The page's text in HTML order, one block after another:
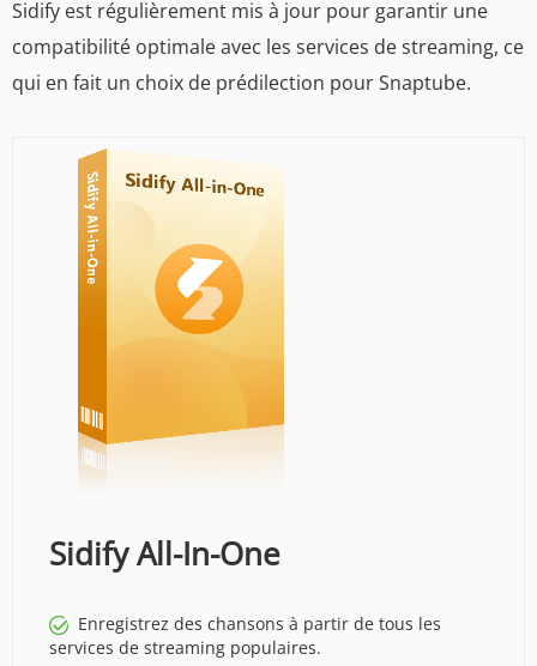
Sidify est régulièrement mis à jour pour garantir une
compatibilité optimale avec les services de streaming, ce
qui en fait un choix de prédilection pour Snaptube.
Sidify All-In-One
Enregistrez des chansons à partir de tous les
services de streaming populaires.